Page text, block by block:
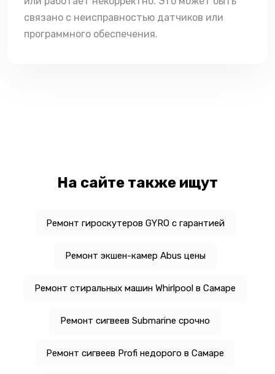
связано с неисправностью датчиков или
программного обеспечения.
На сайте также ищут
Ремонт гироскутеров GYRO с гарантией
Ремонт экшен-камер Abus цены
Ремонт стиральных машин Whirlpool в Самаре
Ремонт сигвеев Submarine срочно
Ремонт сигвеев Profi недорого в Самаре